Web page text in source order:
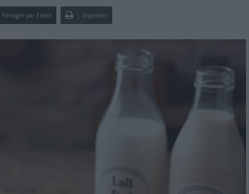
Partager par Email Imprimer